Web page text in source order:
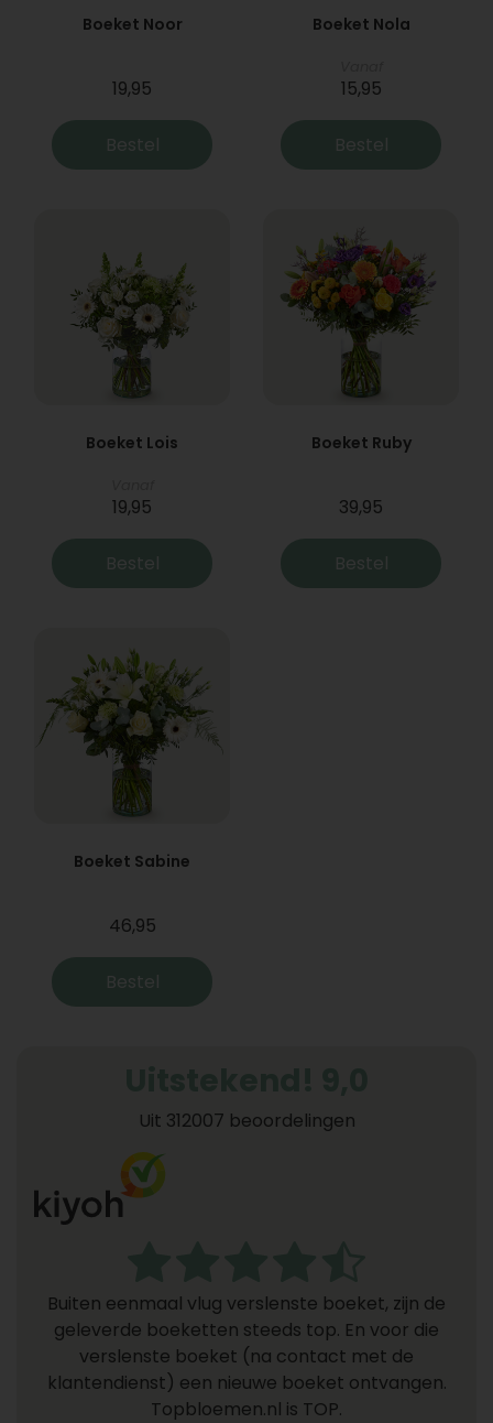
Boeket Noor
19,95
Bestel
Boeket Nola
15,95
Bestel
Boeket Lois
19,95
Bestel
Boeket Ruby
39,95
Bestel
Boeket Sabine
46,95
Bestel
Uit 312007 beoordelingen
Buiten eenmaal vlug verslenste boeket, zijn de
geleverde boeketten steeds top. En voor die
verslenste boeket (na contact met de
klantendienst) een nieuwe boeket ontvangen.
Topbloemen.nl is TOP.